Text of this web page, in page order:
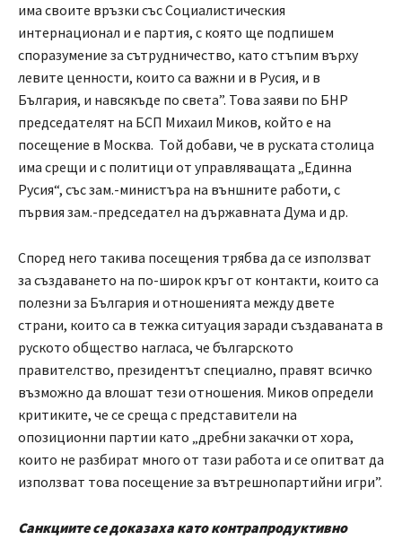
има своите връзки със Социалистическия
интернационал и е партия, с която ще подпишем
споразумение за сътрудничество, като стъпим върху
левите ценности, които са важни и в Русия, и в
България, и навсякъде по света”. Това заяви по БНР
председателят на БСП Михаил Миков, който е на
посещение в Москва. Той добави, че в руската столица
има срещи и с политици от управляващата „Единна
Русия“, със зам.-министъра на външните работи, с
първия зам.-председател на държавната Дума и др.
Според него такива посещения трябва да се използват
за създаването на по-широк кръг от контакти, които са
полезни за България и отношенията между двете
страни, които са в тежка ситуация заради създаваната в
руското общество нагласа, че българското
правителство, президентът специално, правят всичко
възможно да влошат тези отношения. Миков определи
критиките, че се среща с представители на
опозиционни партии като „дребни закачки от хора,
които не разбират много от тази работа и се опитват да
използват това посещение за вътрешнопартийни игри”.
Санкциите се доказаха като контрапродуктивно